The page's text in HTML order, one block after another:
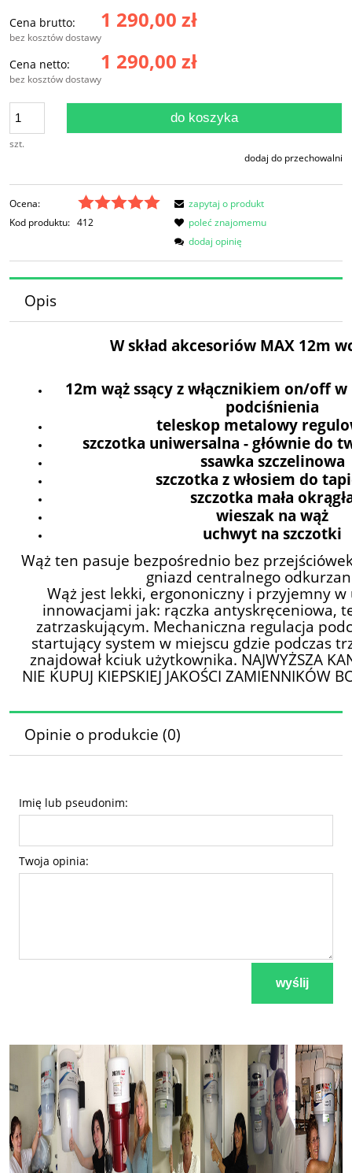
Cena brutto: 1 290,00 zł
bez kosztów dostawy
Cena netto: 1 290,00 zł
bez kosztów dostawy
szt.
do koszyka
dodaj do przechowalni
Ocena:
Kod produktu: 412
zapytaj o produkt
poleć znajomemu
dodaj opinię
Opis
W skład akcesoriów MAX 12m
12m wąż ssący z włącznikiem on/off
podciśnienia
teleskop metalowy
szczotka uniwersalna - głównie do
ssawka szczelinowa
szczotka z włosiem do
szczotka mała
wieszak na wąż
uchwyt na szczotki
Wąż ten pasuje bezpośrednio bez
gniazd centralnego
Wąż jest lekki, ergononiczny i przyjemny w
innowacjami jak: rączka antyskręceniowa,
zatrzaskującym. Mechaniczna regulacja
startujący system w miejscu gdzie podczas
znajdował kciuk użytkownika. NAJWYŻSZA
NIE KUPUJ KIEPSKIEJ JAKOŚCI ZAMIENNIKÓW
Opinie o produkcie (0)
Imię lub pseudonim:
Twoja opinia:
wyślij